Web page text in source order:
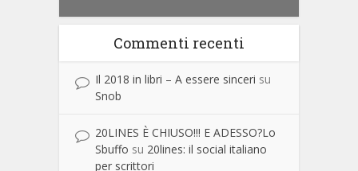
Commenti recenti
Il 2018 in libri – A essere sinceri su
Snob
20LINES È CHIUSO!!! E ADESSO?Lo
Sbuffo su 20lines: il social italiano
per scrittori